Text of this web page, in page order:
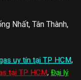
Nhất, Tân Thành,
uy tín tại TP HCM,
tại TP HCM, Đại lý